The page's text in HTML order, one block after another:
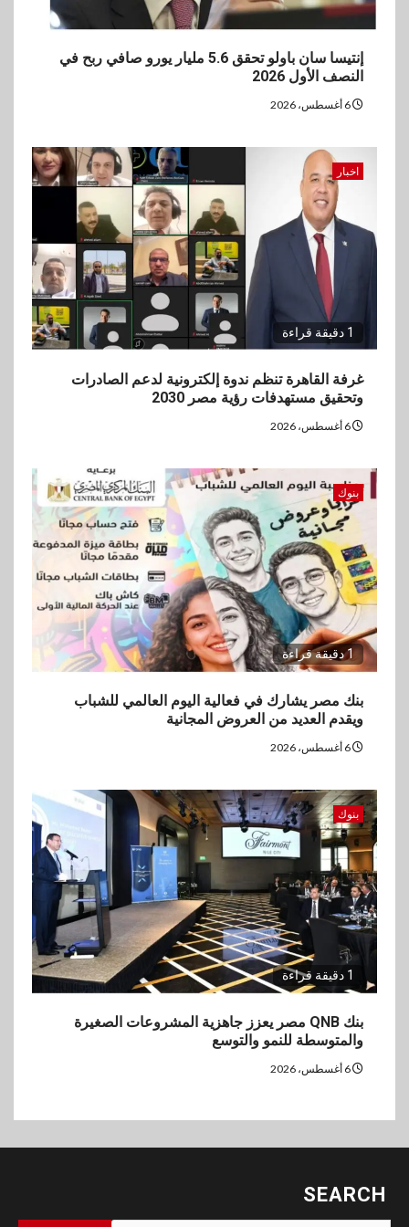
4
بنوك
بنك QNB مصر يعزز جاهزية
المشروعات الصغيرة والمتوسطة
للنمو والتوسع
5
فيكسد مصر و”حلول” تتشاركان
في تطوير أول منصة للسياحة
الصحية في مصر والشرق الأوسط
وأفريقيا Tour4Cure
إنتيسا سان باولو تحقق 5.6 مليار يورو صافي ربح في
النصف الأول 2026
اخبار
1 دقيقة قراءة
غرفة القاهرة تنظم ندوة إلكترونية لدعم الصادرات
وتحقيق مستهدفات رؤية مصر 2030
بنوك
1 دقيقة قراءة
بنك مصر يشارك في فعالية اليوم العالمي للشباب
ويقدم العديد من العروض المجانية
بنوك
1 دقيقة قراءة
بنك QNB مصر يعزز جاهزية المشروعات الصغيرة
والمتوسطة للنمو والتوسع
SEARCH